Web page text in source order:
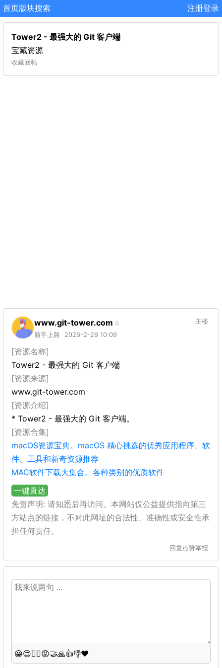
首页版块搜索 注册登录
Tower2 - 最强大的 Git 客户端
宝藏资源
收藏回帖
www.git-tower.com
新手上路 2026-2-26 10:09
主楼
[资源名称]
Tower2 - 最强大的 Git 客户端
[资源来源]
www.git-tower.com
[资源介绍]
* Tower2 - 最强大的 Git 客户端。
[资源合集]
macOS资源宝典。macOS 精心挑选的优秀应用程序、软
件、工具和新奇资源推荐
MAC软件下载大集合。各种类别的优质软件
一键直达
免责声明: 请知悉后再访问。本网站仅公益提供指向第三
方站点的链接，不对此网址的合法性、准确性或安全性承
担任何责任。
回复 点赞举报
😀😊😵‍💫😡🤝🙏👍👎❤️